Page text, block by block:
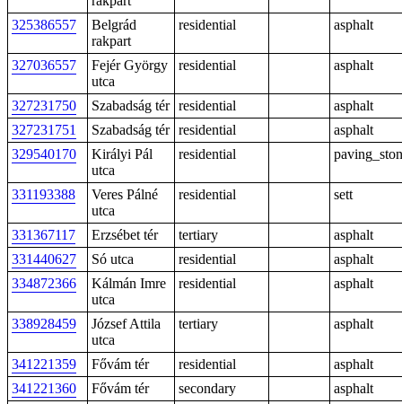
325386557
Belgrád
rakpart
residential asphalt
327036557
Fejér György
utca
residential asphalt
327231750 Szabadság tér residential
asphalt
327231751
Szabadság tér residential
asphalt
329540170
Királyi Pál
utca
residential
331193388
Veres Pálné
utca
residential sett
331367117 Erzsébet tér tertiary
asphalt
331440627
Só utca residential
asphalt
334872366
Kálmán Imre
utca
residential asphalt
338928459
József Attila
utca
tertiary asphalt
341221359 Fővám tér residential
asphalt
341221360
Fővám tér secondary
asphalt